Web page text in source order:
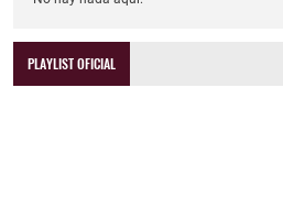
PLAYLIST OFICIAL